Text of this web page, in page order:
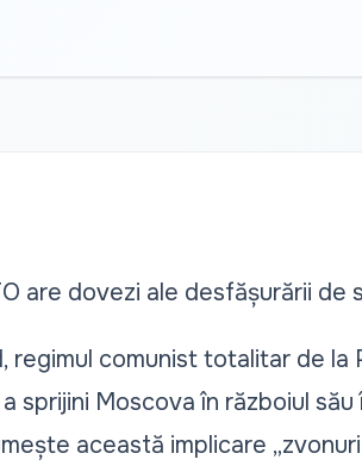
are dovezi ale desfășurării de
regimul comunist totalitar de la
sprijini Moscova în războiul
această implicare